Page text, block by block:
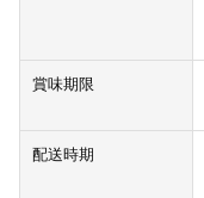
賞味期限
配送時期